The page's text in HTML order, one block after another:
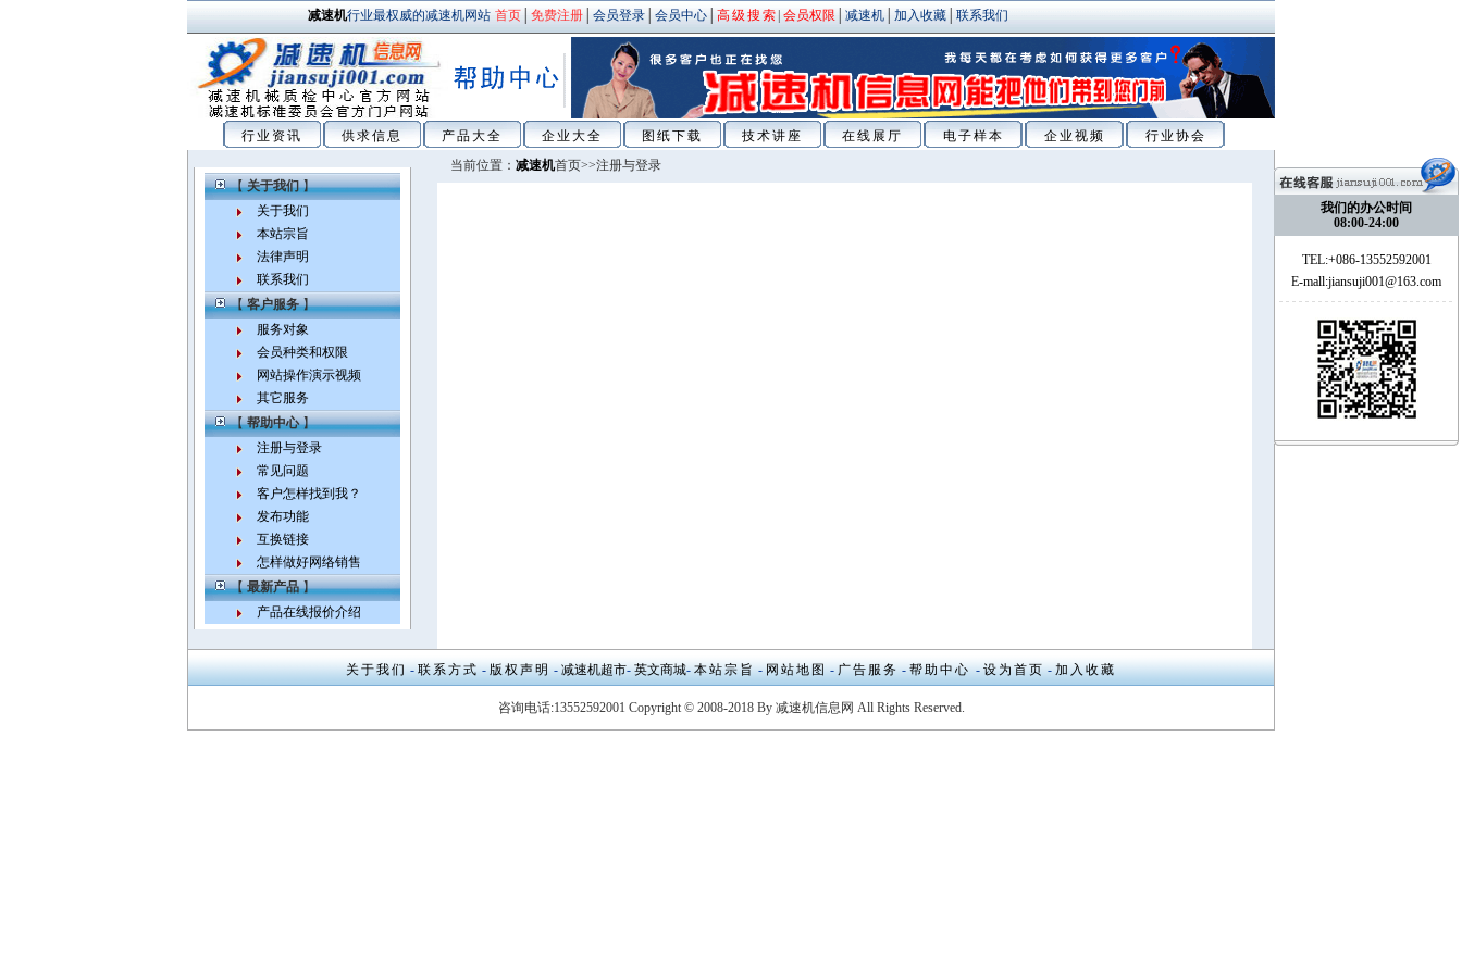
减速机行业最权威的减速机网站 首页 免费注册 会员登录 会员中心 高级搜索 会员权限 减速机 加入收藏 联系我们
行业资讯 供求信息 产品大全 企业大全 图纸下载 技术讲座 在线展厅 电子样本 企业视频 行业协会
【关于我们】
关于我们
本站宗旨
法律声明
联系我们
【客户服务】
服务对象
会员种类和权限
网站操作演示视频
其它服务
【帮助中心】
注册与登录
常见问题
客户怎样找到我？
发布功能
互换链接
怎样做好网络销售
【最新产品】
产品在线报价介绍
当前位置： 减速机首页>>注册与登录
关于我们 - 联系方式- 版权声明 - 减速机超市- 英文商城- 本站宗旨 - 网站地图 - 广告服务 - 帮助中心- 设为首页 - 加入收藏
咨询电话:13552592001 Copyright © 2008-2018 By 减速机信息网 All Rights Reserved.
我们的办公时间
08:00-24:00
TEL:+086-13552592001
E-mall:jiansuji001@163.com